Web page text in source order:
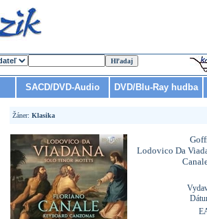
SACD/DVD-Audio DVD/Blu-Ray hudba
Žáner: Klasika
Lodovico Da